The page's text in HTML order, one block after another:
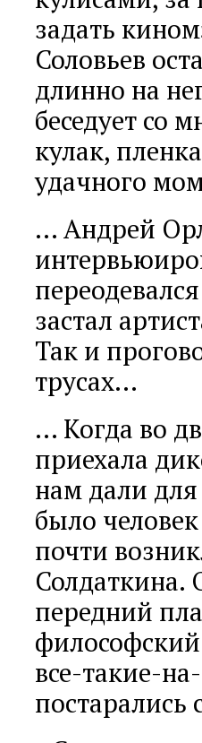
задать
Соловьев
длинно на
беседует со
кулак,
удачного
… Андрей
застал
Так и
трусах…
… Когда во
приехала
нам дали
было
почти
Солдаткина.
передний
все-такие-
постарались